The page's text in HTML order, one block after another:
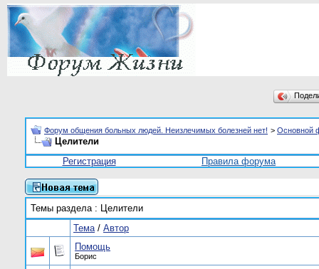
Форум общения больных людей. Неизлечимых болезней нет! > Основной
Целители
Регистрация
Правила форума
Темы раздела: Целители
Тема/ Автор
Помощь
Борис